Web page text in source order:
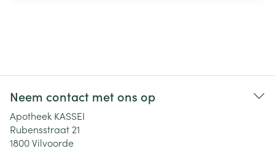
Neem contact met ons op
Apotheek KASSEI
Rubensstraat 21
1800Vilvoorde